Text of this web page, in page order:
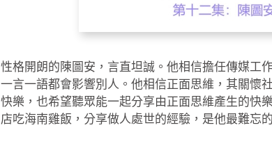
性格開朗的陳圖安，言直坦誠。他相信擔任傳媒工
一言一語都會影響別人。他相信正面思維，其關懷
快樂，也希望聽眾能一起分享由正面思維產生的快
店吃海南雞飯，分享做人處世的經驗，是他最難忘